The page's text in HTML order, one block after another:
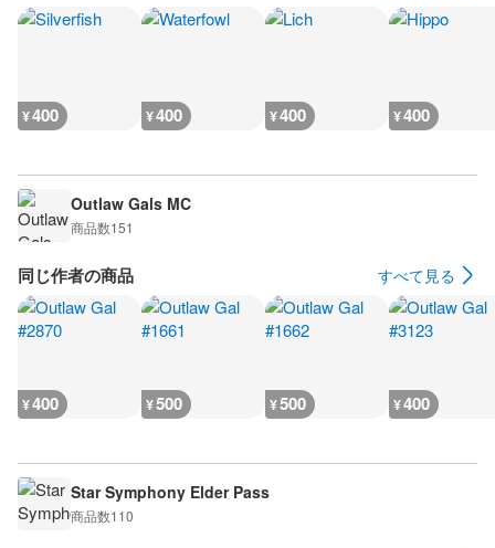
¥400 ¥400 ¥400 ¥400
Outlaw Gals MC
商品数151
同じ作者の商品 すべて見る
¥400 ¥500 ¥500 ¥400
Star Symphony Elder Pass
商品数110